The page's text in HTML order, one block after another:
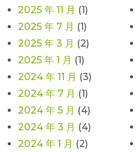
2025 年 11 月 (1)
2025 年 7 月 (1)
2025 年 3 月 (2)
2025 年 1 月 (1)
2024 年 11 月 (3)
2024 年 7 月 (1)
2024 年 5 月 (4)
2024 年 3 月 (4)
2024 年 1 月 (2)